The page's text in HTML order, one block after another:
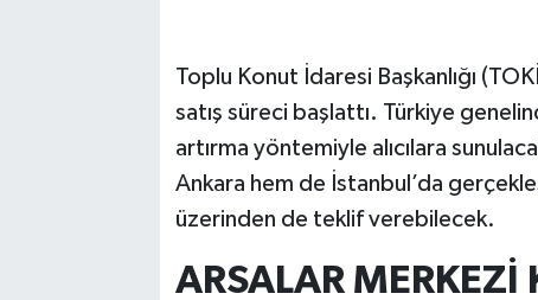
Toplu Konut İdaresi Başkanlığı
satış süreci başlattı. Türkiye
artırma yöntemiyle alıcılara
Ankara hem de İstanbul’da
üzerinden de teklif verebilecek.
ARSALAR